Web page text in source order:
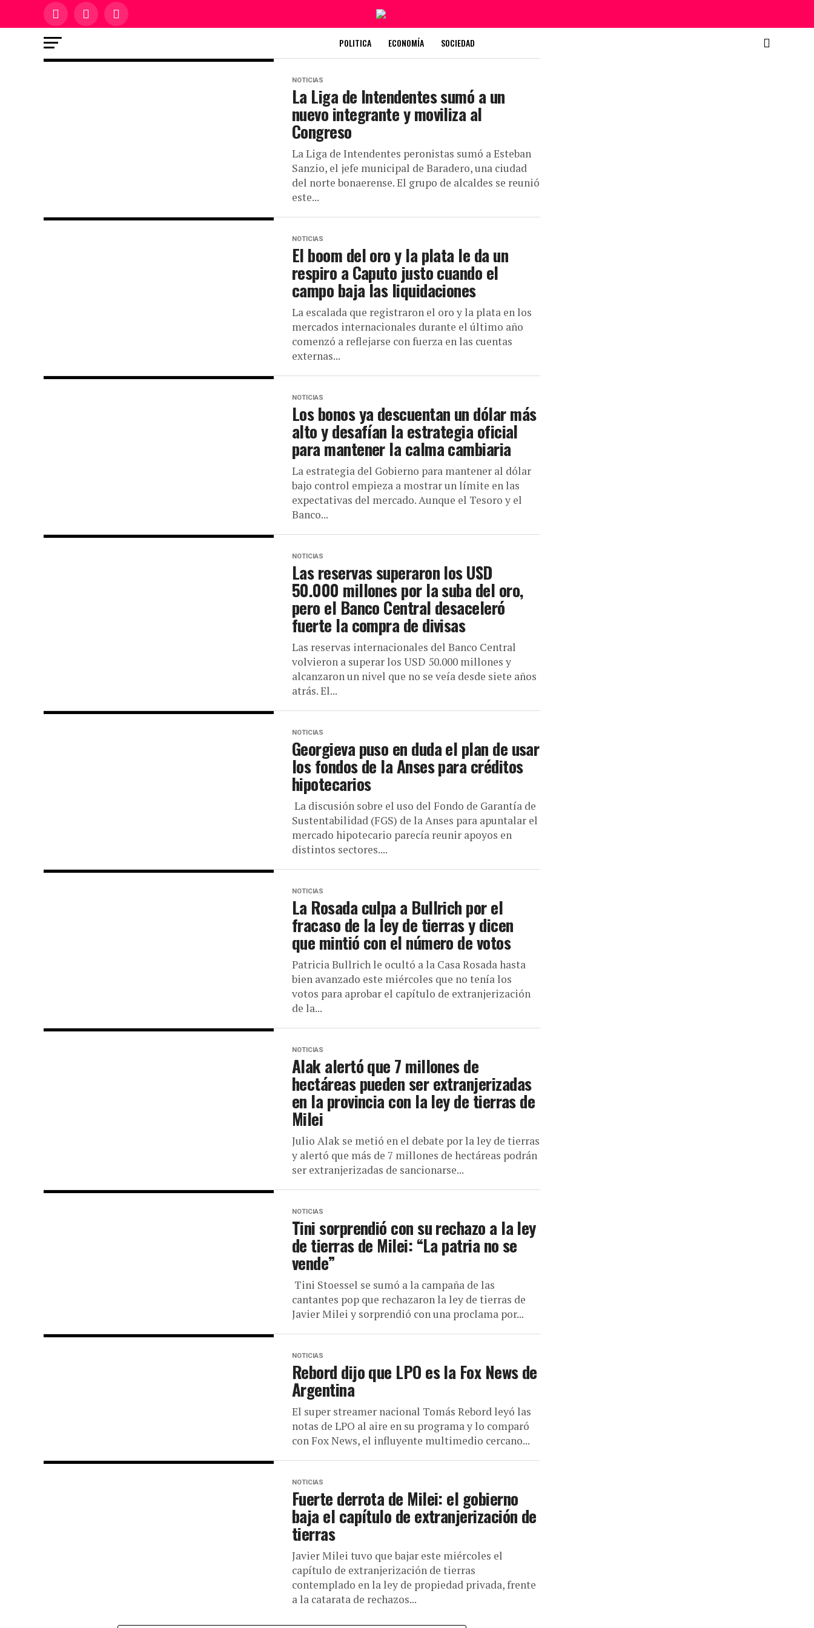
POLITICA ECONOMÍA SOCIEDAD
NOTICIAS
La Liga de Intendentes sumó a un
nuevo integrante y moviliza al
Congreso
La Liga de Intendentes peronistas sumó a Esteban
Sanzio, el jefe municipal de Baradero, una ciudad
del norte bonaerense. El grupo de alcaldes se reunió
este...
NOTICIAS
El boom del oro y la plata le da un
respiro a Caputo justo cuando el
campo baja las liquidaciones
La escalada que registraron el oro y la plata en los
mercados internacionales durante el último año
comenzó a reflejarse con fuerza en las cuentas
externas...
NOTICIAS
Los bonos ya descuentan un dólar más
alto y desafían la estrategia oficial
para mantener la calma cambiaria
La estrategia del Gobierno para mantener al dólar
bajo control empieza a mostrar un límite en las
expectativas del mercado. Aunque el Tesoro y el
Banco...
NOTICIAS
Las reservas superaron los USD
50.000 millones por la suba del oro,
pero el Banco Central desaceleró
fuerte la compra de divisas
Las reservas internacionales del Banco Central
volvieron a superar los USD 50.000 millones y
alcanzaron un nivel que no se veía desde siete años
atrás. El...
NOTICIAS
Georgieva puso en duda el plan de usar
los fondos de la Anses para créditos
hipotecarios
La discusión sobre el uso del Fondo de Garantía de
Sustentabilidad (FGS) de la Anses para apuntalar el
mercado hipotecario parecía reunir apoyos en
distintos sectores....
NOTICIAS
La Rosada culpa a Bullrich por el
fracaso de la ley de tierras y dicen
que mintió con el número de votos
Patricia Bullrich le ocultó a la Casa Rosada hasta
bien avanzado este miércoles que no tenía los
votos para aprobar el capítulo de extranjerización
de la...
NOTICIAS
Alak alertó que 7 millones de
hectáreas pueden ser extranjerizadas
en la provincia con la ley de tierras de
Milei
Julio Alak se metió en el debate por la ley de tierras
y alertó que más de 7 millones de hectáreas podrán
ser extranjerizadas de sancionarse...
NOTICIAS
Tini sorprendió con su rechazo a la ley
de tierras de Milei: “La patria no se
vende”
Tini Stoessel se sumó a la campaña de las
cantantes pop que rechazaron la ley de tierras de
Javier Milei y sorprendió con una proclama por...
NOTICIAS
Rebord dijo que LPO es la Fox News de
Argentina
El super streamer nacional Tomás Rebord leyó las
notas de LPO al aire en su programa y lo comparó
con Fox News, el influyente multimedio cercano...
NOTICIAS
Fuerte derrota de Milei: el gobierno
baja el capítulo de extranjerización de
tierras
Javier Milei tuvo que bajar este miércoles el
capítulo de extranjerización de tierras
contemplado en la ley de propiedad privada, frente
a la catarata de rechazos...